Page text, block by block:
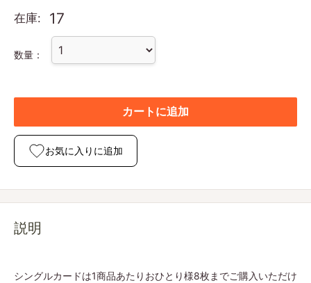
在庫: 17
数量：
カートに追加
お気に入りに追加
説明
シングルカードは1商品あたりおひとり様8枚までご購入いただけ